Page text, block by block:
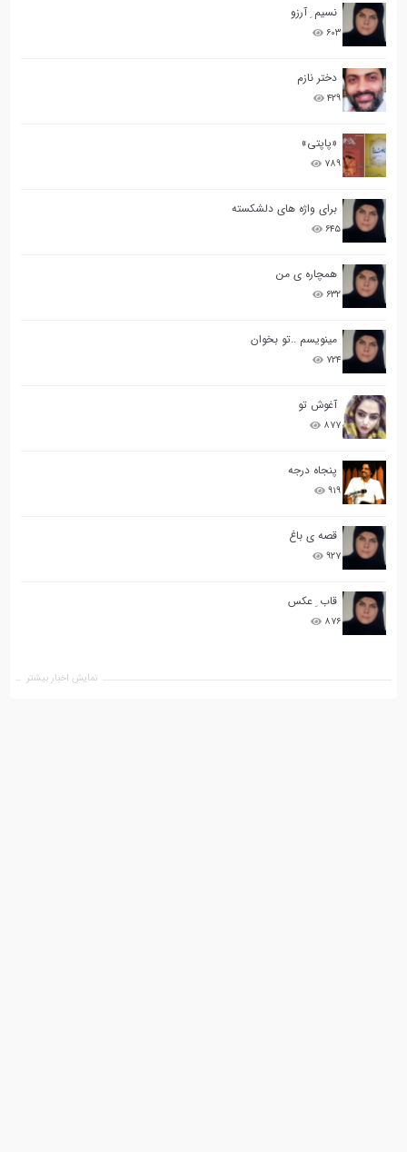
نسیم ِ آرزو
۶۰۳
دختر نازم
۴۲۹
«پاپتی»
۷۸۹
برای واژه های دلشکسته
۶۴۵
همچاره ی من
۶۳۲
مینویسم ..تو بخوان
۷۲۴
آغوش تو
۸۷۷
پنجاه درجه
۹۱۹
قصه ی باغ
۹۲۷
قاب ِ عکس
۸۷۶
نمایش اخبار بیشتر